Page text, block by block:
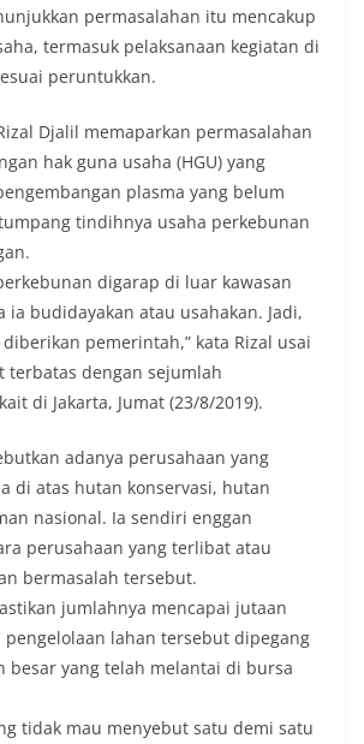
permasalahan itu mencakup
termasuk pelaksanaan kegiatan di
peruntukkan.
Djalil memaparkan permasalahan
hak guna usaha (HGU) yang
plasma yang belum
tindihnya usaha perkebunan
digarap di luar kawasan
ia budidayakan atau usahakan. Jadi,
pemerintah,” kata Rizal usai
terbatas dengan sejumlah
di Jakarta, Jumat (23/8/2019).
adanya perusahaan yang
di atas hutan konservasi, hutan
nasional. Ia sendiri enggan
perusahaan yang terlibat atau
bermasalah tersebut.
jumlahnya mencapai jutaan
pengelolaan lahan tersebut dipegang
besar yang telah melantai di bursa
tidak mau menyebut satu demi satu